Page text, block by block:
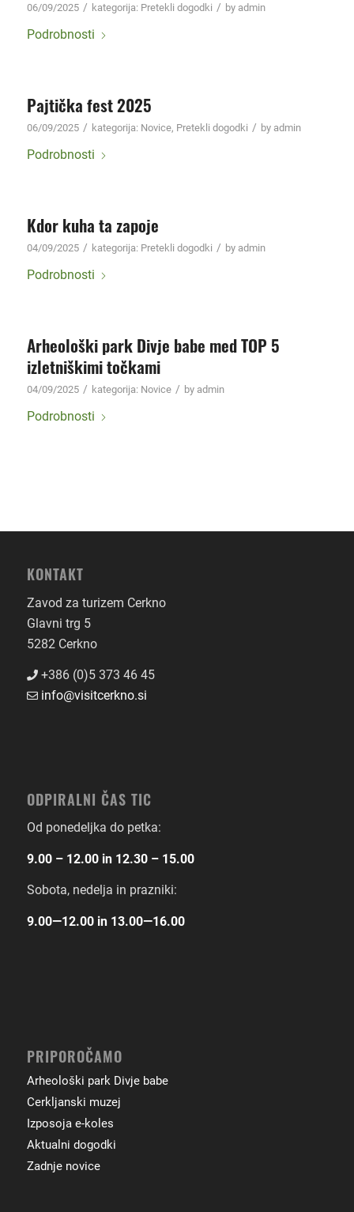
06/09/2025 / kategorija: Pretekli dogodki / by admin
Podrobnosti
Pajtička fest 2025
06/09/2025 / kategorija: Novice, Pretekli dogodki / by admin
Podrobnosti
Kdor kuha ta zapoje
04/09/2025 / kategorija: Pretekli dogodki / by admin
Podrobnosti
Arheološki park Divje babe med TOP 5
izletniškimi točkami
04/09/2025 / kategorija: Novice / by admin
Podrobnosti
KONTAKT
Zavod za turizem Cerkno
Glavni trg 5
5282 Cerkno
+386 (0)5 373 46 45
info@visitcerkno.si
ODPIRALNI ČAS TIC
Od ponedeljka do petka:
9.00 – 12.00 in 12.30 – 15.00
Sobota, nedelja in prazniki:
9.00―12.00 in 13.00―16.00
PRIPOROČAMO
Arheološki park Divje babe
Cerkljanski muzej
Izposoja e-koles
Aktualni dogodki
Zadnje novice